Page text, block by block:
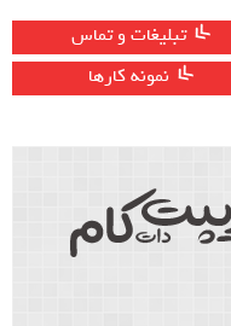
تبلیغات و تماس
نمونه کارها